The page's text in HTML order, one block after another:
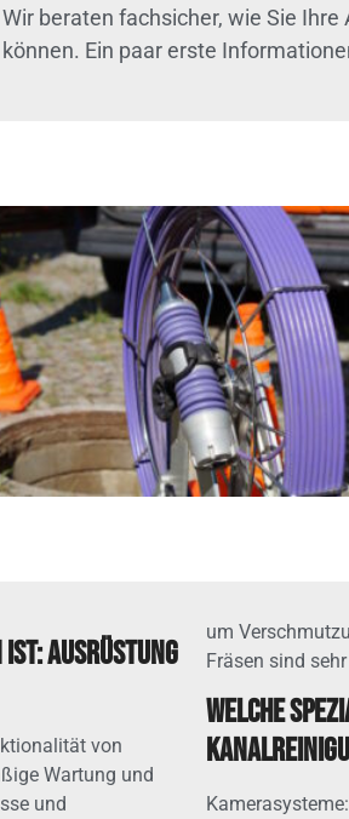
Wir beraten fachsicher, wie Sie
können. Ein paar erste
ist: Ausrüstung
von
Wartung und
und
um
Fräsen sind
Welche